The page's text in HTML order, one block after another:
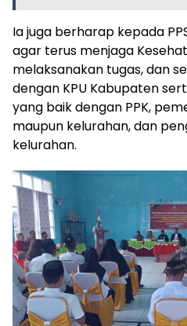
Ia juga berharap kepada
agar terus menjaga
melaksanakan tugas, dan
dengan KPU Kabupaten
yang baik dengan PPK,
maupun kelurahan, dan
kelurahan.